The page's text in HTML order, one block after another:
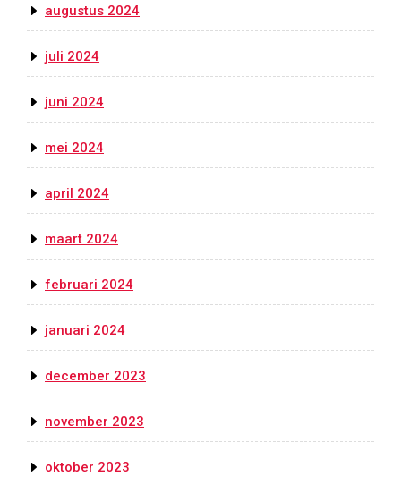
augustus 2024
juli 2024
juni 2024
mei 2024
april 2024
maart 2024
februari 2024
januari 2024
december 2023
november 2023
oktober 2023